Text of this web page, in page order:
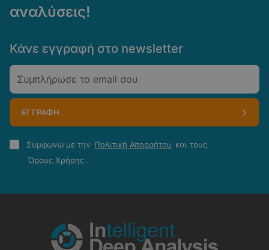
αναλύσεις!
Κάνε εγγραφή στο newsletter
Email
ΕΓΓΡΑΦΗ
Πολιτική
Απορρήτου
Συμφωνώ με την Πολιτική Απορρήτου και τους
Όρους Χρήσης.